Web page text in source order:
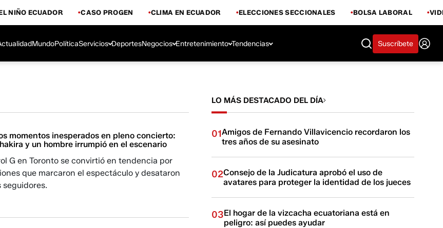
NIÑO ECUADOR CASO PROGEN CLIMA EN ECUADOR ELECCIONES SECCIONALES BOLSA LABORAL
MundoPolíticaServicios DeportesNegocios Entretenimiento Tendencias Suscríbete
momentos inesperados en pleno concierto:
y un hombre irrumpió en el escenario
G en Toronto se convirtió en tendencia por
que marcaron el espectáculo y desataron
seguidores.
LO MÁS DESTACADO DEL DÍA
01Amigos de Fernando Villavicencio recordaron los
tres años de su asesinato
02Consejo de la Judicatura aprobó el uso de
avatares para proteger la identidad de los jueces
03El hogar de la vizcacha ecuatoriana está en
peligro: así puedes ayudar